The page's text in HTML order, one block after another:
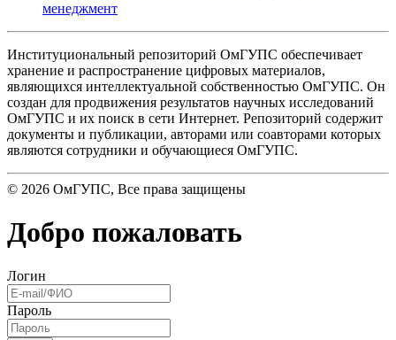
менеджмент
Институциональный репозиторий ОмГУПС обеспечивает
хранение и распространение цифровых материалов,
являющихся интеллектуальной собственностью ОмГУПС. Он
создан для продвижения результатов научных исследований
ОмГУПС и их поиск в сети Интернет. Репозиторий содержит
документы и публикации, авторами или соавторами которых
являются сотрудники и обучающиеся ОмГУПС.
© 2026 ОмГУПС, Все права защищены
Добро пожаловать
Логин
Пароль